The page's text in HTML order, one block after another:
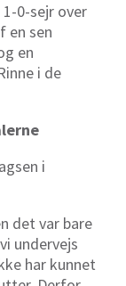
0-sejr over
en sen
en
i de
i
det var bare
undervejs
har kunnet